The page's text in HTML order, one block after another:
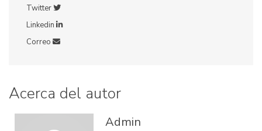
Twitter
Linkedin
Correo
Acerca del autor
Admin